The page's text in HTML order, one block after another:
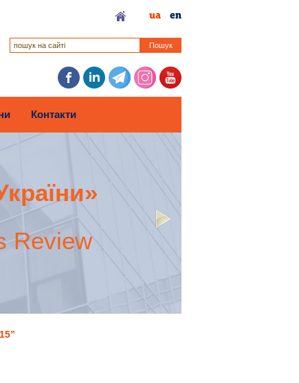
ua en
Пошук
Контакти
Review